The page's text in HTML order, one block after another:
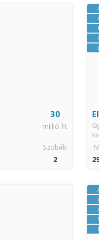
30
millió Ft
Szobák:
2